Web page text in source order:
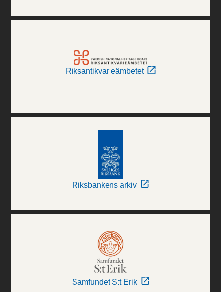
Riksantikvarieämbetet
Riksbankens arkiv
Samfundet S:t Erik